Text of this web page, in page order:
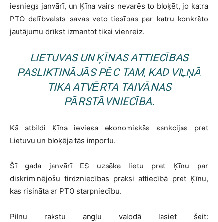
iesniegs janvārī, un Ķīna vairs nevarēs to bloķēt, jo katra
PTO dalībvalsts savas veto tiesības par katru konkrēto
jautājumu drīkst izmantot tikai vienreiz.
LIETUVAS UN ĶĪNAS ATTIECĪBAS
PASLIKTINĀJĀS PĒC TAM, KAD VIĻŅĀ
TIKA ATVĒRTA TAIVĀNAS
PĀRSTĀVNIECĪBA.
Kā atbildi Ķīna ieviesa ekonomiskās sankcijas pret
Lietuvu un bloķēja tās importu.
Šī gada janvārī ES uzsāka lietu pret Ķīnu par
diskriminējošu tirdzniecības praksi attiecībā pret Ķīnu,
kas risināta ar PTO starpniecību.
Pilnu rakstu angļu valodā lasiet šeit: